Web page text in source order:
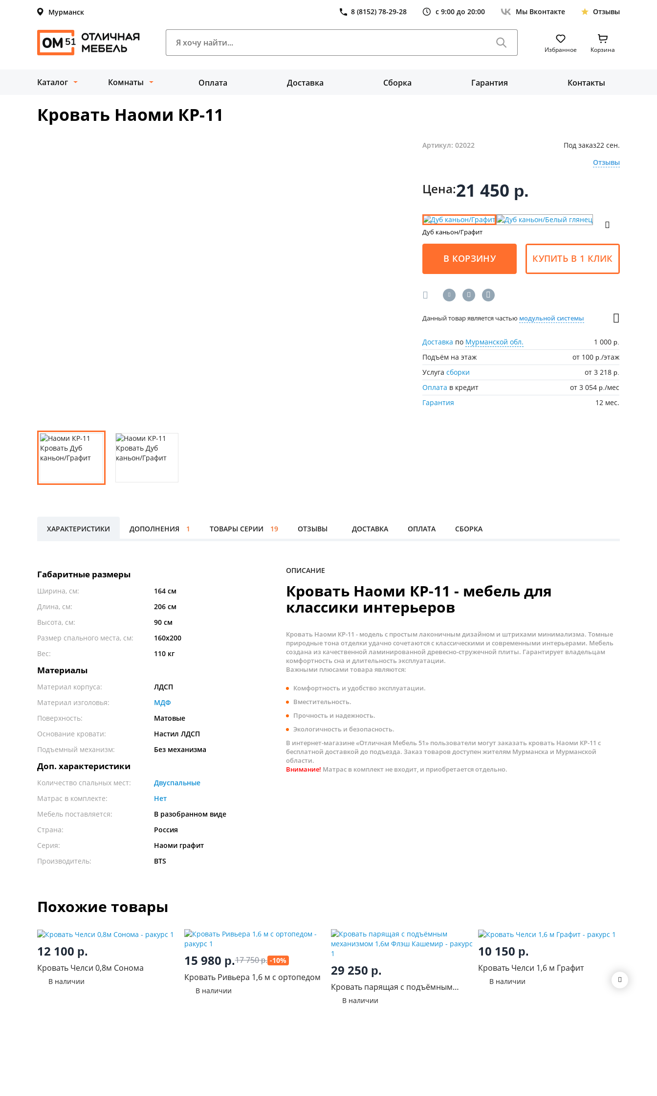
Мурманск 8 (8152) 78-29-28 с 9:00 до 20:00 Мы Вконтакте Отзывы
Избранное Корзина
Каталог Комнаты Оплата Доставка Сборка Гарантия Контакты
Кровать Наоми КР-11
Артикул: 02022 Под заказ22 сен.
Отзывы
Цена:21 450 р.
Дуб каньон/Графит
В КОРЗИНУ КУПИТЬ В 1 КЛИК
Данный товар является частью модульной системы
Доставка по Мурманской обл. 1 000 р.
Подъём на этаж от 100 р./этаж
Услугасборки от 3 218 р.
Оплата в кредит от 3 054 р./мес
Гарантия
12 мес.
ХАРАКТЕРИСТИКИ ДОПОЛНЕНИЯ 1 ТОВАРЫ СЕРИИ 19 ОТЗЫВЫ ДОСТАВКА ОПЛАТА СБОРКА
Габаритные размеры
Ширина, см:
164 см
Длина, см:
206 см
Высота, см:
90 см
Размер спального места, см:
160x200
Вес:
110 кг
Материалы
Материал корпуса:
ЛДСП
Материал изголовья:
МДФ
Поверхность:
Матовые
Основание кровати:
Настил ЛДСП
Подъемный механизм:
Без механизма
Доп. характеристики
Количество спальных мест:
Двуспальные
Матрас в комплекте:
Нет
Мебель поставляется:
В разобранном виде
Страна:
Россия
Серия:
Наоми графит
Производитель:
BTS
ОПИСАНИЕ
Кровать Наоми КР-11 - мебель для
классики интерьеров
Кровать Наоми КР-11 - модель с простым лаконичным дизайном и штрихами минимализма. Томные
природные тона отделки удачно сочетаются с классическими и современными интерьерами. Мебель
создана из качественной ламинированной древесно-стружечной плиты. Гарантирует владельцам
комфортность сна и длительность эксплуатации.
Важными плюсами товара являются:
Комфортность и удобство эксплуатации.
Вместительность.
Прочность и надежность.
Экологичность и безопасность.
В интернет-магазине «Отличная Мебель 51» пользователи могут заказать кровать Наоми КР-11 с
бесплатной доставкой до подъезда. Заказ товаров доступен жителям Мурманска и Мурманской
области.
Внимание! Матрас в комплект не входит, и приобретается отдельно.
Похожие товары
12 100 р.
Кровать Челси 0,8м Сонома
В наличии
15 980 р.17 750р. -10%
Кровать Ривьера 1,6 м с ортопедом
В наличии
29 250 р.
Кровать парящая с подъёмным
механизмом 1,6м Флэш Кашемир
В наличии
10 150 р.
Кровать Челси 1,6 м Графит
В наличии